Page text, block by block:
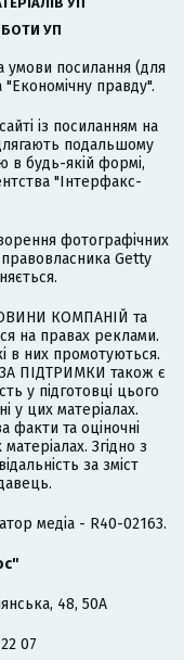
УП
умови посилання (для
правду".
із посиланням на
подальшому
будь-якій формі,
"Інтерфакс-
фотографічних
правовласника Getty
КОМПАНІЙ та
на правах реклами.
в них промотуються.
ПІДТРИМКИ також є
у підготовці цього
у цих матеріалах.
факти та оціночні
Згідно з
за зміст
медіа - R40-02163.
48, 50А
07